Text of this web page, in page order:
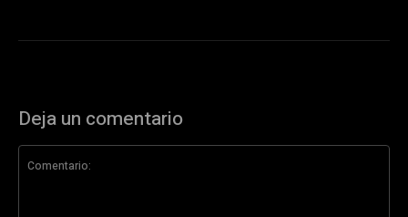
Deja un comentario